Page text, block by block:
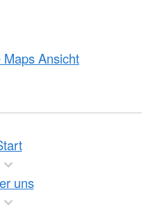
Ansicht
uns